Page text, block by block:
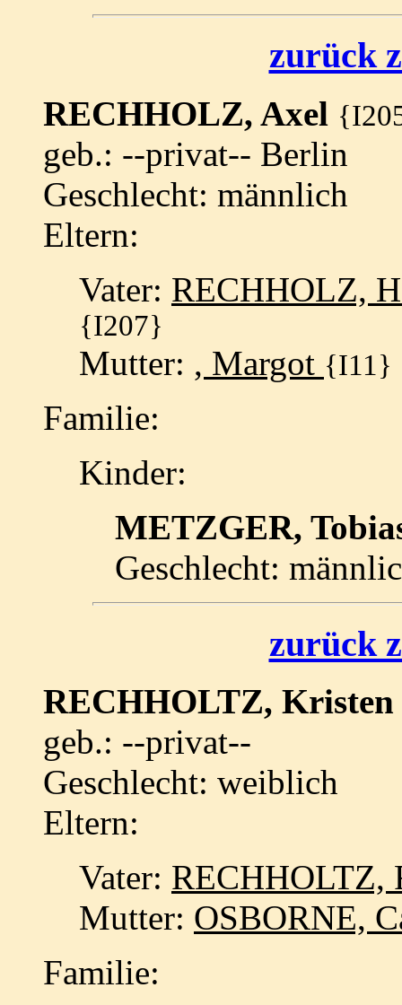
zurück
RECHHOLZ, Axel
geb.: --privat-- Berlin
Geschlecht: männlich
Eltern:
Vater: RECHHOLZ,
{I207}
Mutter: , Margot {I11}
Familie:
Kinder:
METZGER,
Geschlecht:
zurück
RECHHOLTZ, Kristen
geb.: --privat--
Geschlecht: weiblich
Eltern:
Vater: RECHHOLTZ,
Mutter: OSBORNE,
Familie: